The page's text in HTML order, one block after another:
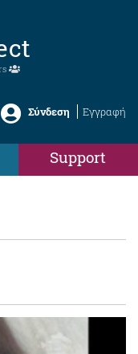
Σύνδεση Εγγραφή
Support